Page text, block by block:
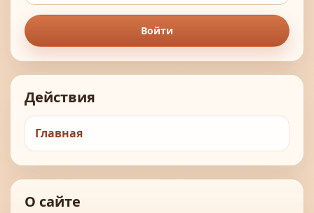
Войти
Действия
Главная
О сайте